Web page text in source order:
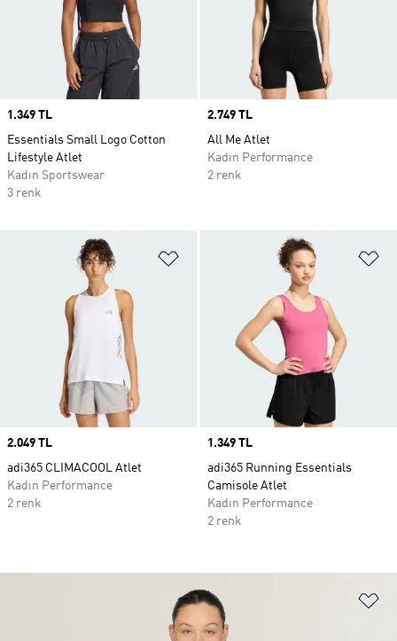
Price
1.349 TL
Essentials Small Logo Cotton
Lifestyle Atlet
Kadın Sportswear
3 renk
Price
2.749 TL
All Me Atlet
Kadın Performance
2 renk
Favori Listesine Ekle
Price
2.049 TL
adi365 CLIMACOOL Atlet
Kadın Performance
2 renk
Price
1.349 TL
adi365 Running Essentials
Camisole Atlet
Kadın Performance
2 renk